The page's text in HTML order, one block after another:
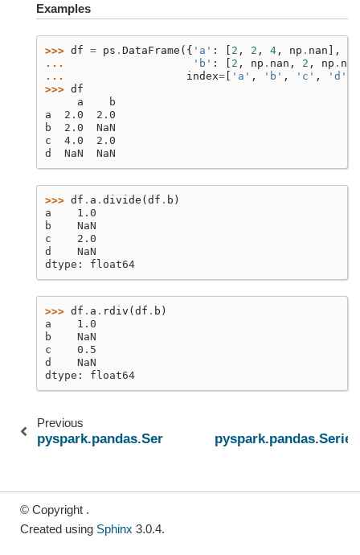
Examples
>>> df = ps . DataFrame ({ 'a' : 2 , 2 , 4 , np . nan ],
...
'b' : 2 , np . nan , 2 , np . nan
...
index= 'a' , 'b' , 'c' , 'd'
>>> df
     a    b
a  2.0  2.0
b  2.0  NaN
c  4.0  2.0
d  NaN  NaN
>>> df . a . divide ( df . b )
a    1.0
b    NaN
c    2.0
d    NaN
dtype: float64
>>> df . a . rdiv (df . b )
a    1.0
b    NaN
c    0.5
d    NaN
dtype: float64
Previous
pyspark.pandas.Series.add
© Copyright .
Created using Sphinx 3.0.4.